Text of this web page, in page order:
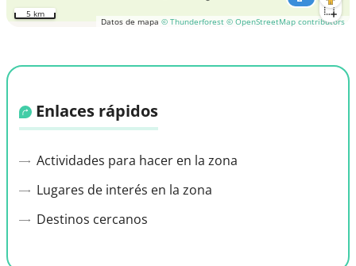
Datos de mapa © Thunderforest © OpenStreetMap contributors
5 km
Enlaces rápidos
Actividades para hacer en la zona
Lugares de interés en la zona
Destinos cercanos